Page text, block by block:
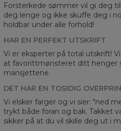
Forsterkede sømmer vil gi deg
deg lenge og ikke skuffe deg i
holdbar under alle forhold!
HAR EN PERFEKT UTSKRIFT
Vi er eksperter på total utskrift!
at favorittmønsteret ditt henger
mansjettene.
DET HAR EN TOSIDIG
Vi elsker farger og vi sier: "ned
trykt både foran og bak. Takket
sikker på at du vil skille deg ut i